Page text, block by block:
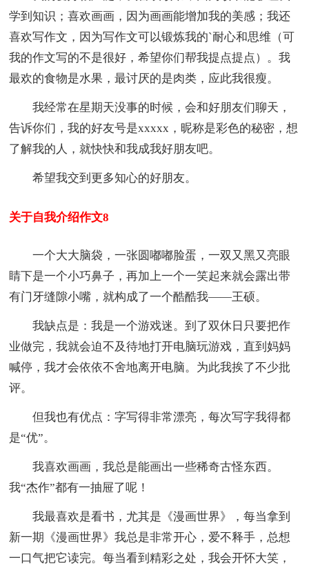
学到知识；喜欢画画，因为画画能增加我的美感；我还
喜欢写作文，因为写作文可以锻炼我的`耐心和思维（可
我的作文写的不是很好，希望你们帮我提点提点）。我
最欢的食物是水果，最讨厌的是肉类，应此我很瘦。
我经常在星期天没事的时候，会和好朋友们聊天，
告诉你们，我的好友号是xxxxx，昵称是彩色的秘密，想
了解我的人，就快快和我成我好朋友吧。
希望我交到更多知心的好朋友。
关于自我介绍作文8
一个大大脑袋，一张圆嘟嘟脸蛋，一双又黑又亮眼
睛下是一个小巧鼻子，再加上一个一笑起来就会露出带
有门牙缝隙小嘴，就构成了一个酷酷我——王硕。
我缺点是：我是一个游戏迷。到了双休日只要把作
业做完，我就会迫不及待地打开电脑玩游戏，直到妈妈
喊停，我才会依依不舍地离开电脑。为此我挨了不少批
评。
但我也有优点：字写得非常漂亮，每次写字我得都
是“优”。
我喜欢画画，我总是能画出一些稀奇古怪东西。
我“杰作”都有一抽屉了呢！
我最喜欢是看书，尤其是《漫画世界》，每当拿到
新一期《漫画世界》我总是非常开心，爱不释手，总想
一口气把它读完。每当看到精彩之处，我会开怀大笑，